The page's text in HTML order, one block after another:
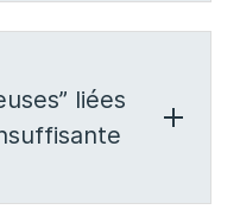
liées